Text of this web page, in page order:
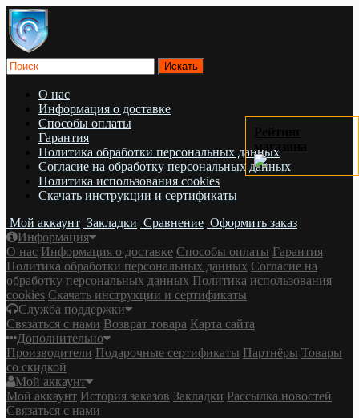
О нас
Информация о доставке
Cпособы оплаты
Гарантия
Политика обработки персональных данных
Согласие на обработку персональных данных
Политика использования cookies
Скачать инструкции и сертификаты
Мой аккаунт Закладки Сравнение Оформить заказ
Информация
О нас Информация о доставке Cпособы оплаты Гарантия
Политика обработки персональных данных Согласие на
обработку персональных данных Политика использования
cookies Скачать инструкции и сертификаты
Служба поддержки
Связаться с нами Возврат товара Карта сайта
Дополнительно
Производители Подарочные сертификаты Партнёры Товары
со скидкой
Мой аккаунт
Мой аккаунт История заказов Закладки Рассылка новостей
Связаться с нами